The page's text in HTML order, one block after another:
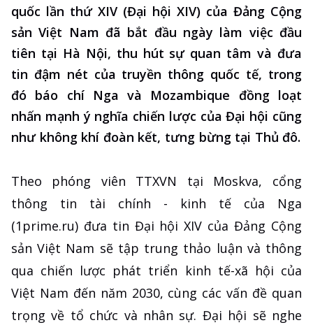
quốc lần thứ XIV (Đại hội XIV) của Đảng Cộng
sản Việt Nam đã bắt đầu ngày làm việc đầu
tiên tại Hà Nội, thu hút sự quan tâm và đưa
tin đậm nét của truyền thông quốc tế, trong
đó báo chí Nga và Mozambique đồng loạt
nhấn mạnh ý nghĩa chiến lược của Đại hội cũng
như không khí đoàn kết, tưng bừng tại Thủ đô.
Theo phóng viên TTXVN tại Moskva, cổng
thông tin tài chính - kinh tế của Nga
(1prime.ru) đưa tin Đại hội XIV của Đảng Cộng
sản Việt Nam sẽ tập trung thảo luận và thông
qua chiến lược phát triển kinh tế-xã hội của
Việt Nam đến năm 2030, cùng các vấn đề quan
trọng về tổ chức và nhân sự. Đại hội sẽ nghe